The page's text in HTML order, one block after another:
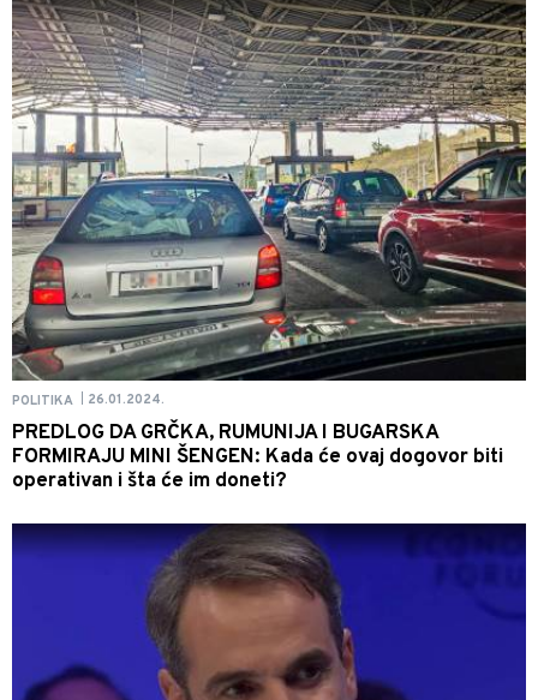
POLITIKA 26.01.2024.
PREDLOG DA GRČKA, RUMUNIJA I BUGARSKA
FORMIRAJU MINI ŠENGEN: Kada će ovaj dogovor biti
operativan i šta će im doneti?